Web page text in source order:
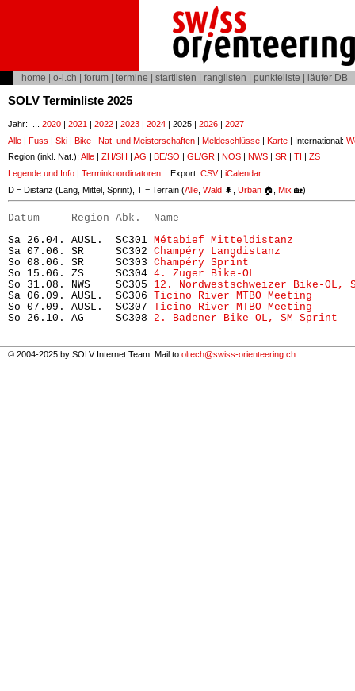
home o-l.ch forum termine startlisten ranglisten punkteliste läufer DB
SOLV Terminliste 2025
Jahr: ... 2020 | 2021 | 2022 | 2023 | 2024 | 2025 | 2026 | 2027
Alle | Fuss | Ski | Bike Nat. und Meisterschaften | Meldeschlüsse | Karte | International:
Region (inkl. Nat.): Alle ZH/SH AG BE/SO GL/GR NOS NWS SR TI
ZS
Legende und Info | Terminkoordinatoren Export: CSV| iCalendar
D = Distanz (Lang, Mittel, Sprint), T = Terrain (Alle Wald 🌲, Urban 🏠, Mix 🏡)
Datum     Region Abk.  Name
Sa 26.04. AUSL.  SC301 Métabief Mitteldistanz
Sa 07.06. SR     SC302 Champéry Langdistanz
So 08.06. SR     SC303 Champéry Sprint
So 15.06. ZS     SC304 4. Zuger Bike-OL
So 31.08. NWS    SC305 12. Nordwestschweizer Bike-OL,
Sa 06.09. AUSL.  SC306 Ticino River MTBO Meeting
So 07.09. AUSL.  SC307 Ticino River MTBO Meeting
So 26.10. AG     SC308 2. Badener Bike-OL, SM Sprint
© 2004-2025 by SOLV Internet Team. Mail to oltech@swiss-orienteering.ch